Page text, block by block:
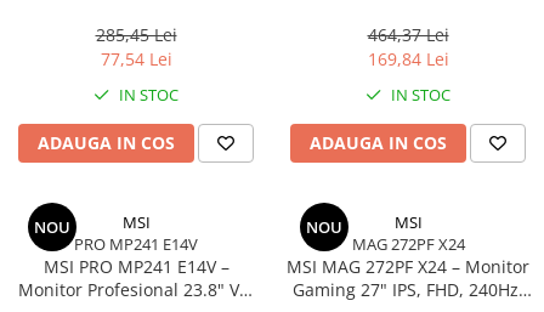
4K30Hz, Space Grey
285,45 Lei
77,54 Lei
IN STOC
ADAUGA IN COS
Adapter
464,37 Lei
169,84 Lei
IN STOC
ADAUGA IN COS
NOU
MSI
PRO MP241 E14V
MSI PRO MP241 E14V –
Monitor Profesional 23.8" VA,
NOU
MSI
MAG 272PF X24
MSI MAG 272PF X24 – Monitor
Gaming 27" IPS, FHD, 240Hz,